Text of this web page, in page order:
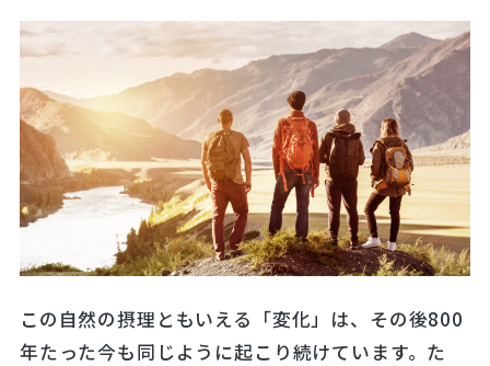
この自然の摂理ともいえる「変化」は、その後800
年たった今も同じように起こり続けています。た